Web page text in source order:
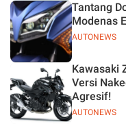
AUTONEWS
Tantang
Modenas
AUTONEWS
Kawasaki
Versi
Agresif!